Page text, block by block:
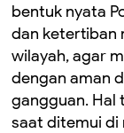
bentuk nyata
dan ketertiban
wilayah, agar
dengan aman
gangguan. Hal
saat ditemui di